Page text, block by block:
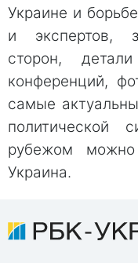
Украине и
и экспертов,
сторон,
конференций,
самые
политической
рубежом
Украина.